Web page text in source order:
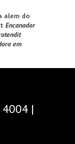
alem do
Encanador
em
|